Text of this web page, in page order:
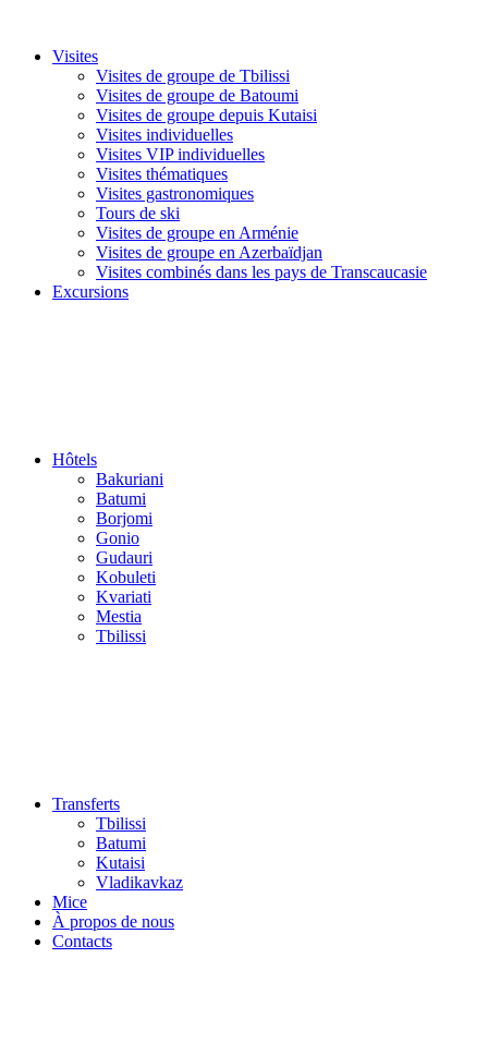
Visites
Visites de groupe de Tbilissi
Visites de groupe de Batoumi
Visites de groupe depuis Kutaisi
Visites individuelles
Visites VIP individuelles
Visites thématiques
Visites gastronomiques
Tours de ski
Visites de groupe en Arménie
Visites de groupe en Azerbaïdjan
Visites combinés dans les pays de Transcaucasie
Excursions
Hôtels
Bakuriani
Batumi
Borjomi
Gonio
Gudauri
Kobuleti
Kvariati
Mestia
Tbilissi
Transferts
Tbilissi
Batumi
Kutaisi
Vladikavkaz
Mice
À propos de nous
Contacts